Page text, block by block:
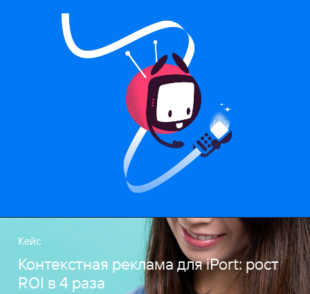
Кейс
Контекстная реклама для iPort: рост
ROI в 4 раза